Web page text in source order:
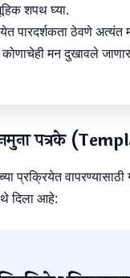
शपथ घ्या.
पारदर्शकता ठेवणे अत्यंत
मन दुखावले जाणार
नमुना पत्रके
प्रक्रियेत वापरण्यासाठी
दिला आहे: